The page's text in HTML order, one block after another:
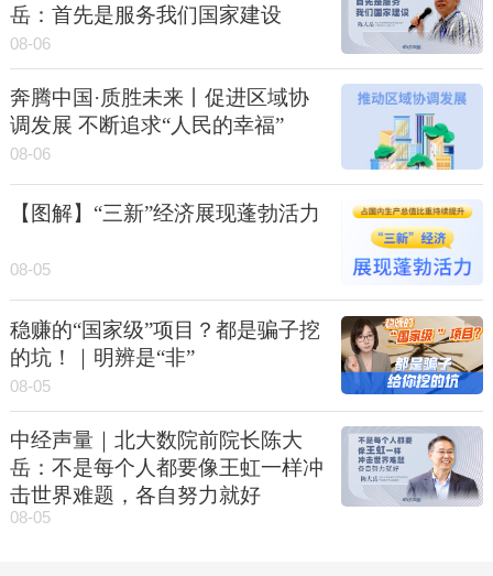
岳：首先是服务我们国家建设
08-06
奔腾中国·质胜未来丨促进区域协
调发展 不断追求“人民的幸福”
08-06
【图解】“三新”经济展现蓬勃活力
08-05
稳赚的“国家级”项目？都是骗子挖
的坑！｜明辨是“非”
08-05
中经声量｜北大数院前院长陈大
岳：不是每个人都要像王虹一样冲
击世界难题，各自努力就好
08-05